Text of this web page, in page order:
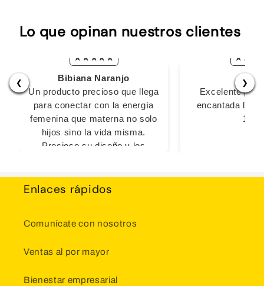
Lo que opinan nuestros clientes
❮ ❯
Bibiana Naranjo
Un producto precioso que llega
para conectar con la energía
femenina que materna no solo
hijos sino la vida misma.
Precioso su diseño y los
creado en momentos de
oráculo de forma sutil, amorosa
Excelente
encantada lo
Enlaces rápidos
Comunícate con nosotros
Ventas al por mayor
Bienestar empresarial